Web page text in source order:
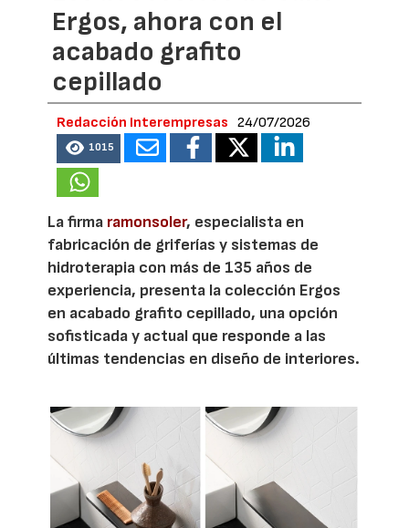
Ergos, ahora con el
acabado grafito
cepillado
Redacción Interempresas 24/07/2026
1015
La firma ramonsoler, especialista en
fabricación de griferías y sistemas de
hidroterapia con más de 135 años de
experiencia, presenta la colección Ergos
en acabado grafito cepillado, una opción
sofisticada y actual que responde a las
últimas tendencias en diseño de interiores.